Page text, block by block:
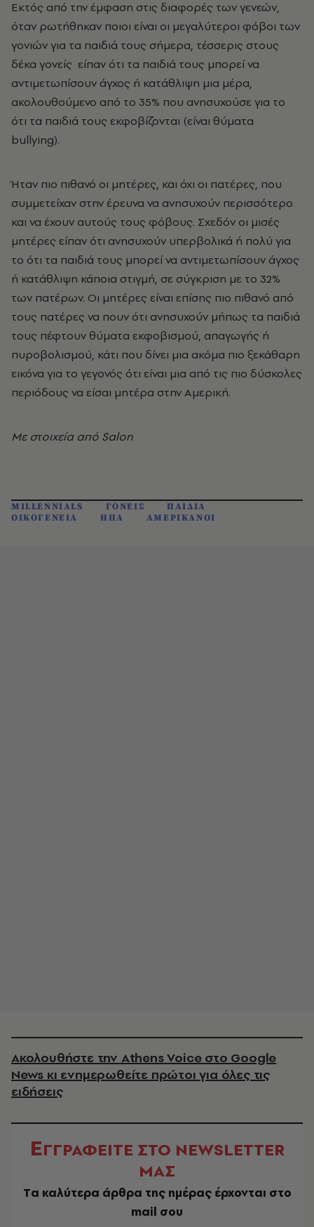
Εκτός από την έμφαση στις διαφορές των γενεών,
όταν ρωτήθηκαν ποιοι είναι οι μεγαλύτεροι φόβοι των
γονιών για τα παιδιά τους σήμερα, τέσσερις στους
δέκα γονείς είπαν ότι τα παιδιά τους μπορεί να
αντιμετωπίσουν άγχος ή κατάθλιψη μια μέρα,
ακολουθούμενο από το 35% που ανησυχούσε για το
ότι τα παιδιά τους εκφοβίζονται (είναι θύματα
bullying).
Ήταν πιο πιθανό οι μητέρες, και όχι οι πατέρες, που
συμμετείχαν στην έρευνα να ανησυχούν περισσότερο
και να έχουν αυτούς τους φόβους. Σχεδόν οι μισές
μητέρες είπαν ότι ανησυχούν υπερβολικά ή πολύ για
το ότι τα παιδιά τους μπορεί να αντιμετωπίσουν άγχος
ή κατάθλιψη κάποια στιγμή, σε σύγκριση με το 32%
των πατέρων. Οι μητέρες είναι επίσης πιο πιθανό από
τους πατέρες να πουν ότι ανησυχούν μήπως τα παιδιά
τους πέφτουν θύματα εκφοβισμού, απαγωγής ή
πυροβολισμού, κάτι που δίνει μια ακόμα πιο ξεκάθαρη
εικόνα για το γεγονός ότι είναι μια από τις πιο δύσκολες
περιόδους να είσαι μητέρα στην Αμερική.
Με στοιχεία από Salon
MILLENNIALS ΓΟΝΕΙΣ
ΠΑΙΔΙΑ
ΟΙΚΟΓΕΝΕΙΑ
ΗΠΑ ΑΜΕΡΙΚΑΝΟΙ
Ακολουθήστε την Athens Voice στο Google
News κι ενημερωθείτε πρώτοι για όλες τις
ειδήσεις
ΕΓΓΡΑΦΕΙΤΕ ΣΤΟ NEWSLETTER
ΜΑΣ
Tα καλύτερα άρθρα της ημέρας έρχονται στο
mail σου